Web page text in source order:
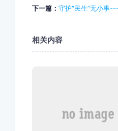
下一篇： 守护“民生”无小事
相关内容